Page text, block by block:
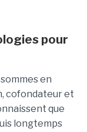
pour
en
cofondateur et
que
longtemps